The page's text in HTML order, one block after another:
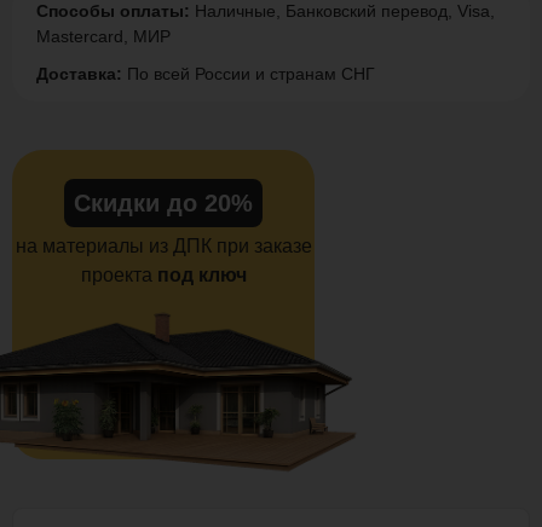
Способы оплаты: Наличные, Банковский перевод, Visa,
Mastercard, МИР
Доставка: По всей России и странам СНГ
Скидки до 20%
на материалы из ДПК при заказе
проекта под ключ